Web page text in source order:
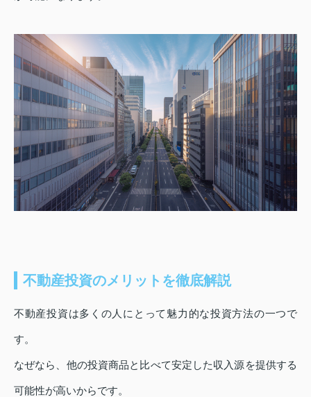
不動産投資のメリットを徹底解説
不動産投資は多くの人にとって魅力的な投資方法の一つで
す。
なぜなら、他の投資商品と比べて安定した収入源を提供する
可能性が高いからです。